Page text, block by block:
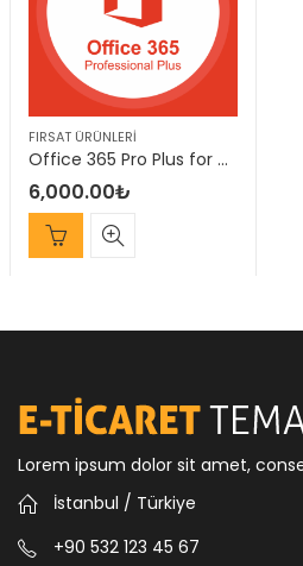
FIRSAT ÜRÜNLERI
Office 365 Pro Plus for MAC Lisans
6,000.00₺
Lorem ipsum dolor sit amet,
İstanbul / Türkiye
+90 532 123 45 67